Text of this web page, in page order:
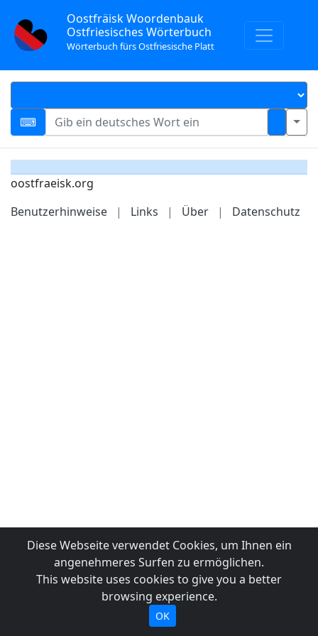
Oostfräisk Woordenbauk
Ostfriesisches Wörterbuch
Wörterbuch fürs Ostfriesische Platt
oostfraeisk.org
Benutzerhinweise
| Links | Über | Datenschutz
Diese Webseite verwendet Cookies, um Ihnen ein
angenehmeres Surfen zu ermöglichen.
This website uses cookies to give you a better
browsing experience.
OK